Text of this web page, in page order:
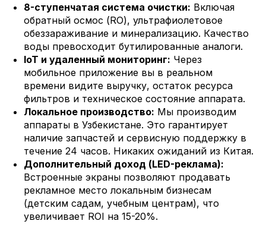
8-ступенчатая система очистки: Включая
обратный осмос (RO), ультрафиолетовое
обеззараживание и минерализацию. Качество
воды превосходит бутилированные аналоги.
IoT и удаленный мониторинг: Через
мобильное приложение вы в реальном
времени видите выручку, остаток ресурса
фильтров и техническое состояние аппарата.
Локальное производство: Мы производим
аппараты в Узбекистане. Это гарантирует
наличие запчастей и сервисную поддержку в
течение 24 часов. Никаких ожиданий из Китая.
Дополнительный доход (LED-реклама):
Встроенные экраны позволяют продавать
рекламное место локальным бизнесам
(детским садам, учебным центрам), что
увеличивает ROI на 15-20%.